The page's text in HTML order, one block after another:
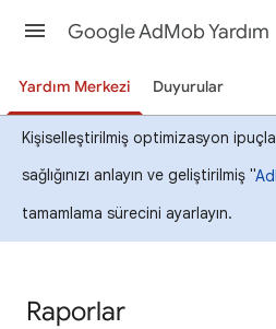
Google AdMob Yardım
Yardım Merkezi Duyurular
Kişiselleştirilmiş optimizasyon
sağlığınızı anlayın ve geliştirilmiş "
tamamlama sürecini ayarlayın.
Raporlar